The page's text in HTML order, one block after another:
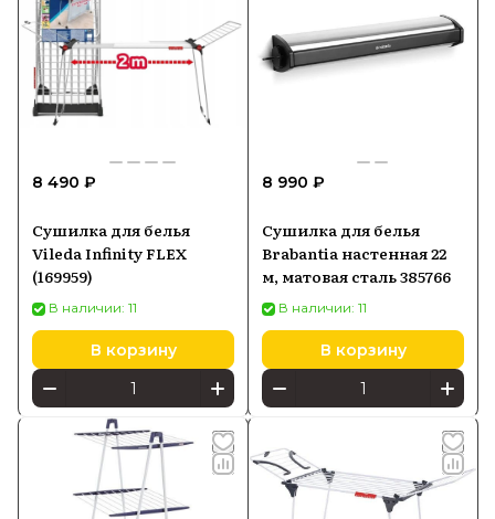
8 490 ₽
Сушилка для белья
Vileda Infinity FLEX
(169959)
В наличии: 11
В корзину
8 990 ₽
Сушилка для белья
Brabantia настенная 22
м, матовая сталь 385766
В наличии: 11
В корзину